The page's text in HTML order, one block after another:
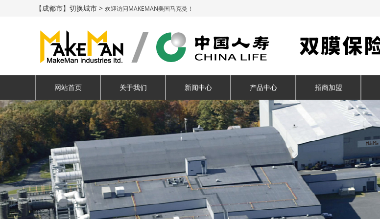
【成都市】切换城市 > 欢迎访问MAKEMAN美国马克曼！
网站首页 关于我们 新闻中心 产品中心 招商加盟